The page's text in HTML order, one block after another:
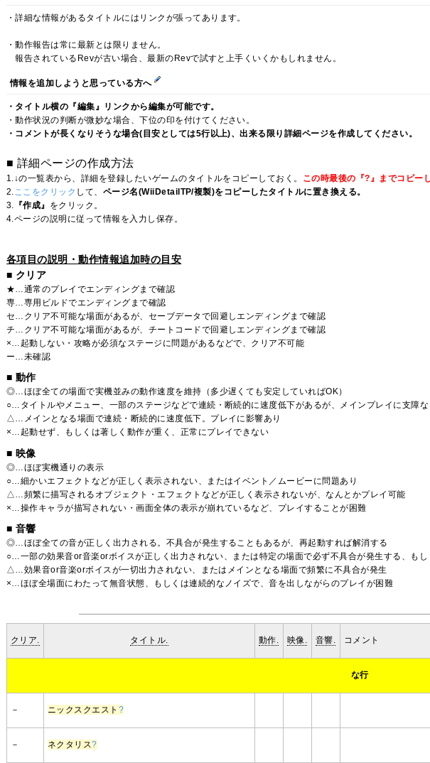
・詳細な情報があるタイトルにはリンクが張ってあります。
・動作報告は常に最新とは限りません。
報告されているRevが古い場合、最新のRevで試すと上手くいくかもしれません。
情報を追加しようと思っている方へ
・タイトル横の『編集』リンクから編集が可能です。
・動作状況の判断が微妙な場合、下位の印を付けてください。
・コメントが長くなりそうな場合(目安としては5行以上)、出来る限り詳細ページを作成してください。
■ 詳細ページの作成方法
1.↓の一覧表から、詳細を登録したいゲームのタイトルをコピーしておく。 この時最後の『?』までコピー
2.ここをクリック して、 ページ名(WiiDetailTP/複製)をコピーしたタイトルに置き換える。
3. 『作成』 をクリック。
4.ページの説明に従って情報を入力し保存。
各項目の説明・動作情報追加時の目安
■ クリア
★…通常のプレイでエンディングまで確認
専…専用ビルドでエンディングまで確認
セ…クリア不可能な場面があるが、セーブデータで回避しエンディングまで確認
チ…クリア不可能な場面があるが、チートコードで回避しエンディングまで確認
×…起動しない・攻略が必須なステージに問題があるなどで、クリア不可能
ー…未確認
■ 動作
◎…ほぼ全ての場面で実機並みの動作速度を維持（多少遅くても安定していればOK）
○…タイトルやメニュー、一部のステージなどで連続・断続的に速度低下があるが、メインプレイに支障
△…メインとなる場面で連続・断続的に速度低下。プレイに影響あり
×…起動せず、もしくは著しく動作が重く、正常にプレイできない
■ 映像
◎…ほぼ実機通りの表示
○…細かいエフェクトなどが正しく表示されない、またはイベント／ムービーに問題あり
△…頻繁に描写されるオブジェクト・エフェクトなどが正しく表示されないが、なんとかプレイ可能
×…操作キャラが描写されない・画面全体の表示が崩れているなど、プレイすることが困難
■ 音響
◎…ほぼ全ての音が正しく出力される。不具合が発生することもあるが、再起動すれば解消する
○…一部の効果音or音楽orボイスが正しく出力されない、または特定の場面で必ず不具合が発生する、も
△…効果音or音楽orボイスが一切出力されない、またはメインとなる場面で頻繁に不具合が発生
×…ほぼ全場面にわたって無音状態、もしくは連続的なノイズで、音を出しながらのプレイが困難
クリア. タイトル. 動作. 映像. 音響. コメント
な行
－ ニックスクエスト ?
－ ネクタリス?